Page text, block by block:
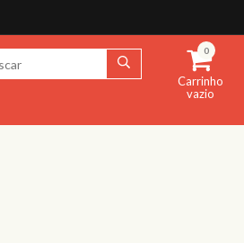
Carrinho
vazio
0